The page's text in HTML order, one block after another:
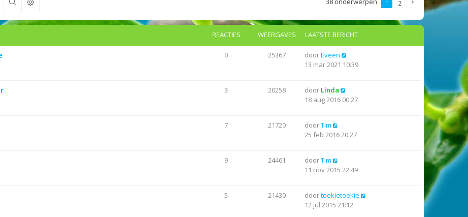
Zoek 1 2
REACTIES WEERGAVES LAATSTE BERICHT
0 25367 doorEveen
13 mar 2021 10:39
3 20258 door Linda
18 aug 2016 00:27
7 21720 doorTim
25 feb 2016 20:27
9 24461 doorTim
11 nov 2015 22:49
5 21430 doortoekietoekie
12 jul 2015 21:12